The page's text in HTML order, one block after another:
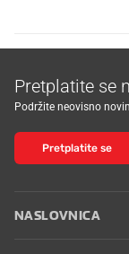
Pretplatite se
Podržite neovisno
Pretplatite se
NASLOVNICA